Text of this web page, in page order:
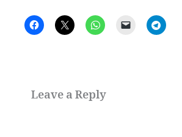
Leave a Reply